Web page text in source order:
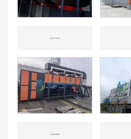
河北沧州-环保行业